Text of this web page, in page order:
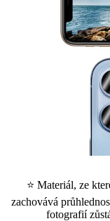
⭐ Materiál, ze
zachovává
fotografií